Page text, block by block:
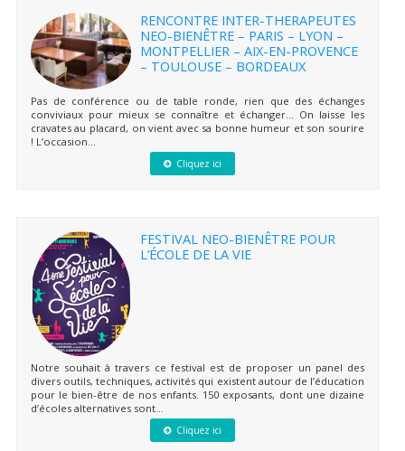
RENCONTRE INTER-THERAPEUTES
NEO-BIENÊTRE – PARIS – LYON –
MONTPELLIER – AIX-EN-PROVENCE
– TOULOUSE – BORDEAUX
Pas de conférence ou de table ronde, rien que des échanges
conviviaux pour mieux se connaître et échanger… On laisse les
cravates au placard, on vient avec sa bonne humeur et son sourire
! L’occasion...
Cliquez ici
FESTIVAL NEO-BIENÊTRE POUR
L’ÉCOLE DE LA VIE
Notre souhait à travers ce festival est de proposer un panel des
divers outils, techniques, activités qui existent autour de l’éducation
pour le bien-être de nos enfants. 150 exposants, dont une dizaine
d’écoles alternatives sont...
Cliquez ici